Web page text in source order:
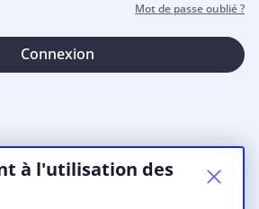
à l'utilisation des
Mot de passe oublié ?
Connexion